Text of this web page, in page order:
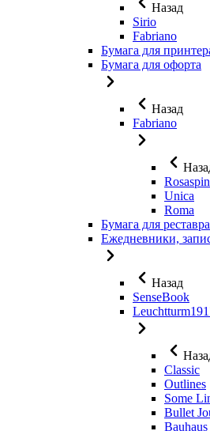
Назад
Sirio
Fabriano
Бумага для
Бумага для офорта
Назад
Fabriano
Unica
Roma
Бумага для
Ежедневники,
Назад
SenseBook
Classic
Outlines
Some
Bullet